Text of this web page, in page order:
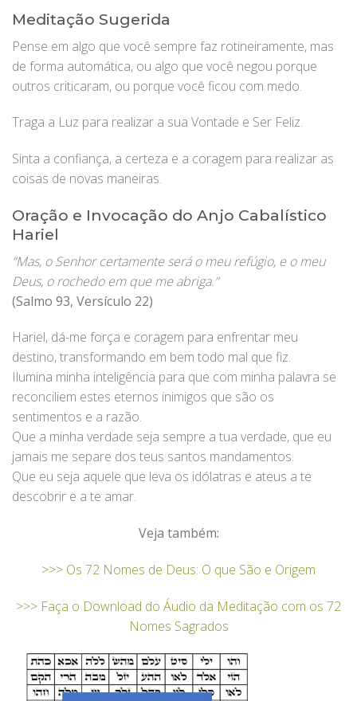
Meditação Sugerida
Pense em algo que você sempre faz rotineiramente, mas
de forma automática, ou algo que você negou porque
outros criticaram, ou porque você ficou com medo.
Traga a Luz para realizar a sua Vontade e Ser Feliz.
Sinta a confiança, a certeza e a coragem para realizar as
coisas de novas maneiras.
Oração e Invocação do Anjo Cabalístico
Hariel
“Mas, o Senhor certamente será o meu refúgio, e o meu
Deus, o rochedo em que me abriga.”
(Salmo 93, Versículo 22)
Hariel, dá-me força e coragem para enfrentar meu
destino, transformando em bem todo mal que fiz.
Ilumina minha inteligência para que com minha palavra se
reconciliem estes eternos inimigos que são os
sentimentos e a razão.
Que a minha verdade seja sempre a tua verdade, que eu
jamais me separe dos teus santos mandamentos.
Que eu seja aquele que leva os idólatras e ateus a te
descobrir e a te amar.
Veja também:
>>> Os 72 Nomes de Deus: O que São e Origem
>>> Faça o Download do Áudio da Meditação com os 72
Nomes Sagrados